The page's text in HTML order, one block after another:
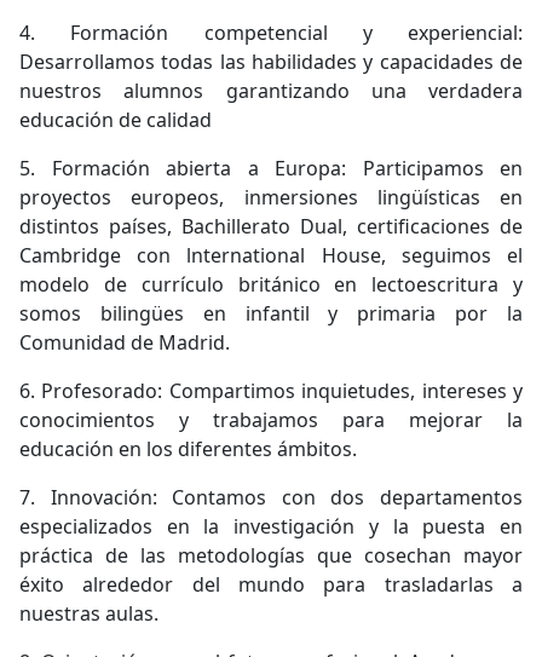
4. Formación competencial y experiencial:
Desarrollamos todas las habilidades y capacidades de
nuestros alumnos garantizando una verdadera
educación de calidad
5. Formación abierta a Europa: Participamos en
proyectos europeos, inmersiones lingüís­ticas en
distintos países, Bachillerato Dual, certificacio­nes de
Cambridge con lnternational House, seguimos el
modelo de currículo británico en lectoescritura y
somos bilingües en infantil y primaria por la
Comunidad de Madrid.
6. Profesorado: Compartimos inquietudes, intereses y
conocimientos y trabajamos para mejorar la
educación en los diferentes ámbitos.
7. Innovación: Contamos con dos departamentos
especializados en la investigación y la puesta en
práctica de las metodologías que cosechan mayor
éxito alrededor del mundo para trasladarlas a
nuestras aulas.